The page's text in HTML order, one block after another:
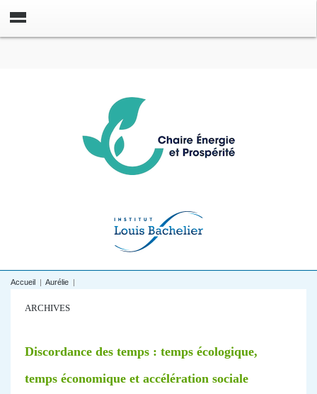
Accueil | Aurélie |
ARCHIVES
Discordance des temps : temps écologique,
temps économique et accélération sociale